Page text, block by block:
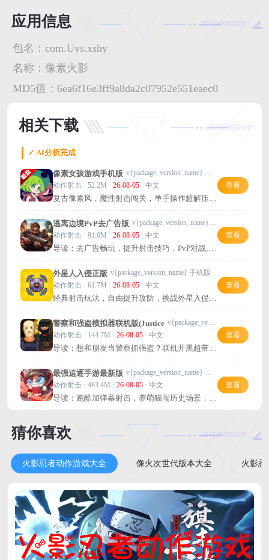
应用信息
包名： com.Uys.xshy
名称： 像素火影
MD5值： 6ea6f16e3ff9a8da2c07952e551eaec0
相关下载
✓ AI分析完成
像素女孩游戏手机版
v{package_version_name} 汉化版
动作射击 · 52.2M · 26-08-05· 中文
复古像素风，魔性射击闯关，单手操作超解压，
推荐试试！
查看
逃离边境PvP去广告版
v{package_version_name} 最新版
动作射击 · 91.0M · 26-08-05· 中文
导读：去广告畅玩，提升射击技巧，PvP对战更
带感，推荐试试！
查看
外星人入侵正版 v{package_version_name} 手机版
动作射击 · 61.7M · 26-08-05· 中文
经典射击玩法，自由提升攻防，挑战外星入侵，
值得一玩！
查看
警察和强盗模拟器联机版(Justice Rivals 3)
v{package_version_name}h 手机版
动作射击 · 144.7M · 26-08-05· 中文
导读：想和朋友当警察抓强盗？联机开黑超带
感，赶紧来试试！
查看
最强追逐手游最新版
v{package_version_name} 安卓版
动作射击 · 483.4M · 26-08-05· 中文
导读：跑酷加弹幕射击，养萌猫闯历史场景，好
玩又上头！
查看
猜你喜欢
火影忍者动作游戏大全 像火次世代版本大全 火影